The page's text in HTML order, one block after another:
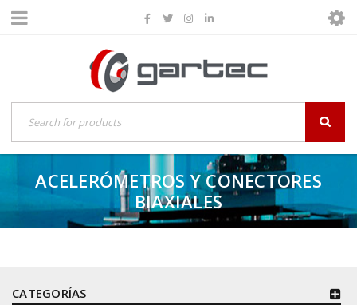
ACELERÓMETROS Y CONECTORES
BIAXIALES
CATEGORÍAS